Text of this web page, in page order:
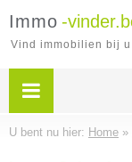
Immo -
Vind immobilien bij
U bent nu hier: Home »